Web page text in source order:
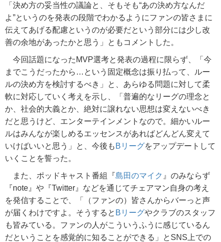
「決め方の妥当性の議論と、そもそも“あの決め方なんだ
よ”というのを発表の段階でわかるようにファンの皆さまに
伝えてあげる配慮というのが必要だという部分には少し改
善の余地があったかと思う」ともコメントした。
今回話題になったMVP選考と発表の過程に限らず、「今
までこうだったから…という固定概念は振り払って、ルー
ルの決め方を検討するべき」と、あらゆる問題に対して柔
軟に対応していく考えを示し、「普遍的なリーグの理念と
か、社会的大義とか、絶対に譲れない思想は変えないべき
だと思うけど、エンターテインメントなので。細かいルー
ルはみんなが楽しめるエッセンスがあればどんどん変えて
いけばいいと思う」と、今後も Bリーグをアップデートして
いくことを誓った。
また、ポッドキャスト番組『島田のマイク 』のみならず
『note』や『Twitter』などを通じてチェアマン自身の考え
を発信することで、「（ファンの）皆さんからバーっと声
が届くわけですよ。そうすると Bリーグやクラブのスタッフ
も皆みている。ファンの人がこういうふうに感じているん
だということを感覚的に知ることができる」とSNS上での